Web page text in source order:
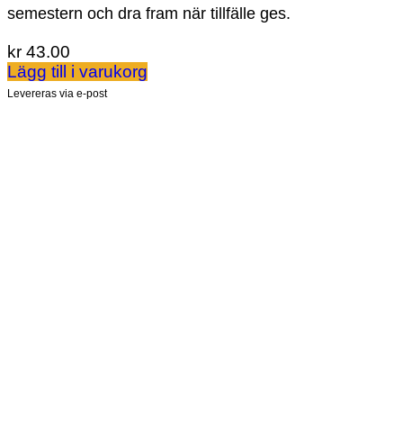
semestern och dra fram när tillfälle ges.
kr 43.00
Lägg till i varukorg
Levereras via e-post